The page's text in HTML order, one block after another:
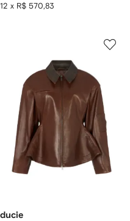
12 x R$ 570,83
ducie